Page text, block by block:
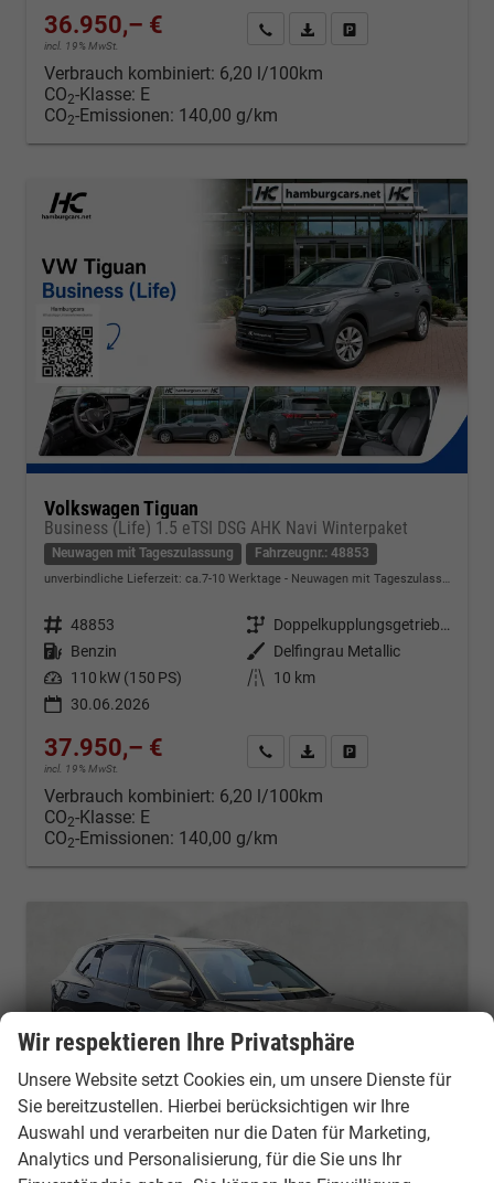
36.950,– €
incl. 19% MwSt.
Kontakt & Angebot anfordern
PDF-Datei, Fahrzeugexposé
Verbrauch kombiniert: 6,20 l/100km
CO2-Klasse: E
CO2-Emissionen: 140,00 g/km
Volkswagen Tiguan
Business (Life) 1.5 eTSI DSG AHK Navi Winterpaket
Neuwagen mit Tageszulassung Fahrzeugnr.: 48853
unverbindliche Lieferzeit: ca.7-10 Werktage Neuwagen mit Tageszulassung
Fahrzeugnr. 48853 Getriebe
Doppelkupplungsgetriebe (DSG)
Kraftstoff Benzin Außenfarbe Delfingrau Metallic
Leistung 110 kW (150 PS) Kilometerstand
10 km
30.06.2026
37.950,– €
incl. 19% MwSt.
Kontakt & Angebot anfordern
PDF-Datei, Fahrzeugexposé
Verbrauch kombiniert: 6,20 l/100km
CO2-Klasse: E
CO2-Emissionen: 140,00 g/km
Wir respektieren Ihre Privatsphäre
Unsere Website setzt Cookies ein, um unsere Dienste für
Sie bereitzustellen. Hierbei berücksichtigen wir Ihre
Auswahl und verarbeiten nur die Daten für Marketing,
Analytics und Personalisierung, für die Sie uns Ihr